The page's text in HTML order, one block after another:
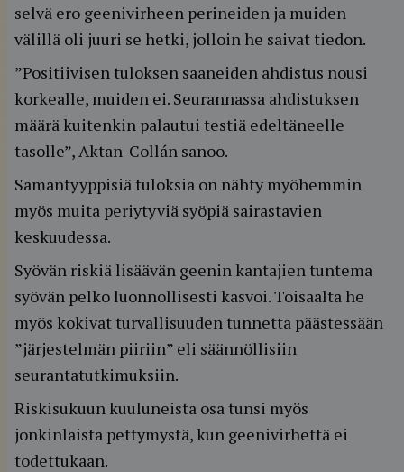
selvä ero geenivirheen perineiden ja muiden
välillä oli juuri se hetki, jolloin he saivat tiedon.
”Positiivisen tuloksen saaneiden ahdistus nousi
korkealle, muiden ei. Seurannassa ahdistuksen
määrä kuitenkin palautui testiä edeltäneelle
tasolle”, Aktan-Collán sanoo.
Samantyyppisiä tuloksia on nähty myöhemmin
myös muita periytyviä syöpiä sairastavien
keskuudessa.
Syövän riskiä lisäävän geenin kantajien tuntema
syövän pelko luonnollisesti kasvoi. Toisaalta he
myös kokivat turvallisuuden tunnetta päästessään
”järjestelmän piiriin” eli säännöllisiin
seurantatutkimuksiin.
Riskisukuun kuuluneista osa tunsi myös
jonkinlaista pettymystä, kun geenivirhettä ei
todettukaan.